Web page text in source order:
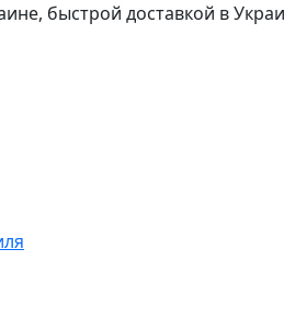
быстрой доставкой в